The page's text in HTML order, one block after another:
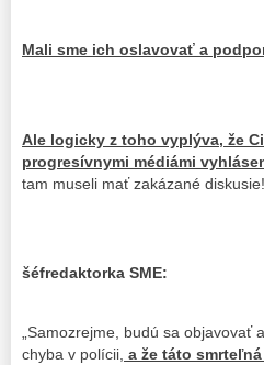
Mali sme ich oslavovať a
Ale logicky z toho vyplýva, že
progresívnymi médiámi
tam museli mať zakázané diskusie!
šéfredaktorka SME:
„Samozrejme, budú sa objavovať
chyba v polícii, a že táto